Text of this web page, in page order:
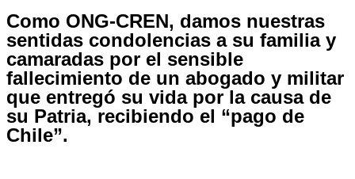
Como ONG-CREN, damos nuestras
sentidas condolencias a su familia y
camaradas por el sensible
fallecimiento de un abogado y militar
que entregó su vida por la causa de
su Patria, recibiendo el “pago de
Chile”.